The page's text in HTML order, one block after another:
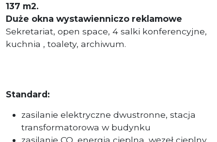
137 m2.
Duże okna wystawienniczo reklamowe
Sekretariat, open space, 4 salki konferencyjne,
kuchnia , toalety, archiwum.
Standard:
zasilanie elektryczne dwustronne, stacja
transformatorowa w budynku
zasilanie CO, energia cieplna, węzeł cieplny